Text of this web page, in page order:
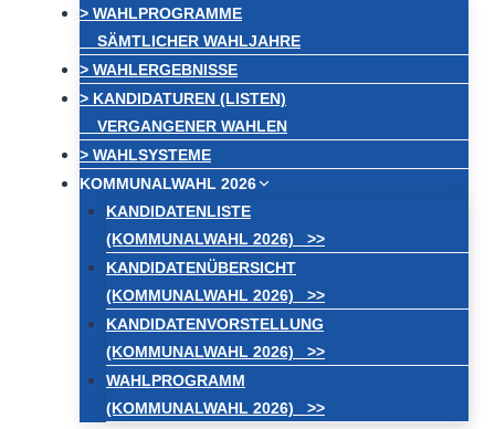
> WAHLPROGRAMME
SÄMTLICHER WAHLJAHRE
> WAHLERGEBNISSE
> KANDIDATUREN (LISTEN)
VERGANGENER WAHLEN
> WAHLSYSTEME
KOMMUNALWAHL 2026
KANDIDATENLISTE
(KOMMUNALWAHL 2026) >>
KANDIDATENÜBERSICHT
(KOMMUNALWAHL 2026) >>
KANDIDATENVORSTELLUNG
(KOMMUNALWAHL 2026) >>
WAHLPROGRAMM
(KOMMUNALWAHL 2026) >>